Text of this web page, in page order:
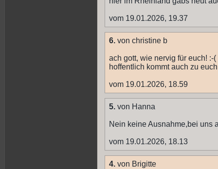
vom 19.01.2026, 19.37
6. von christine b
ach gott, wie nervig für euch! :-(
hoffentlich kommt auch zu
vom 19.01.2026, 18.59
5. von Hanna
Nein keine Ausnahme,bei uns
vom 19.01.2026, 18.13
4. von Brigitte